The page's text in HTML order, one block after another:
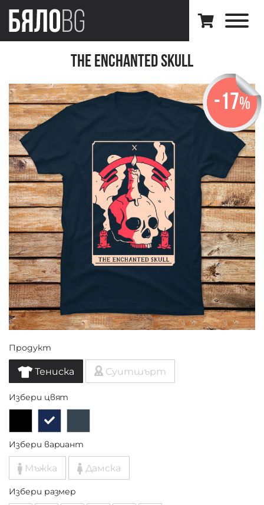
The Enchanted Skull
-17%
Продукт
Тениска Суитшърт
Избери цвят
Избери вариант
Мъжка Дамска
Избери размер